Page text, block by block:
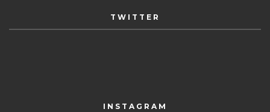
TWITTER
INSTAGRAM